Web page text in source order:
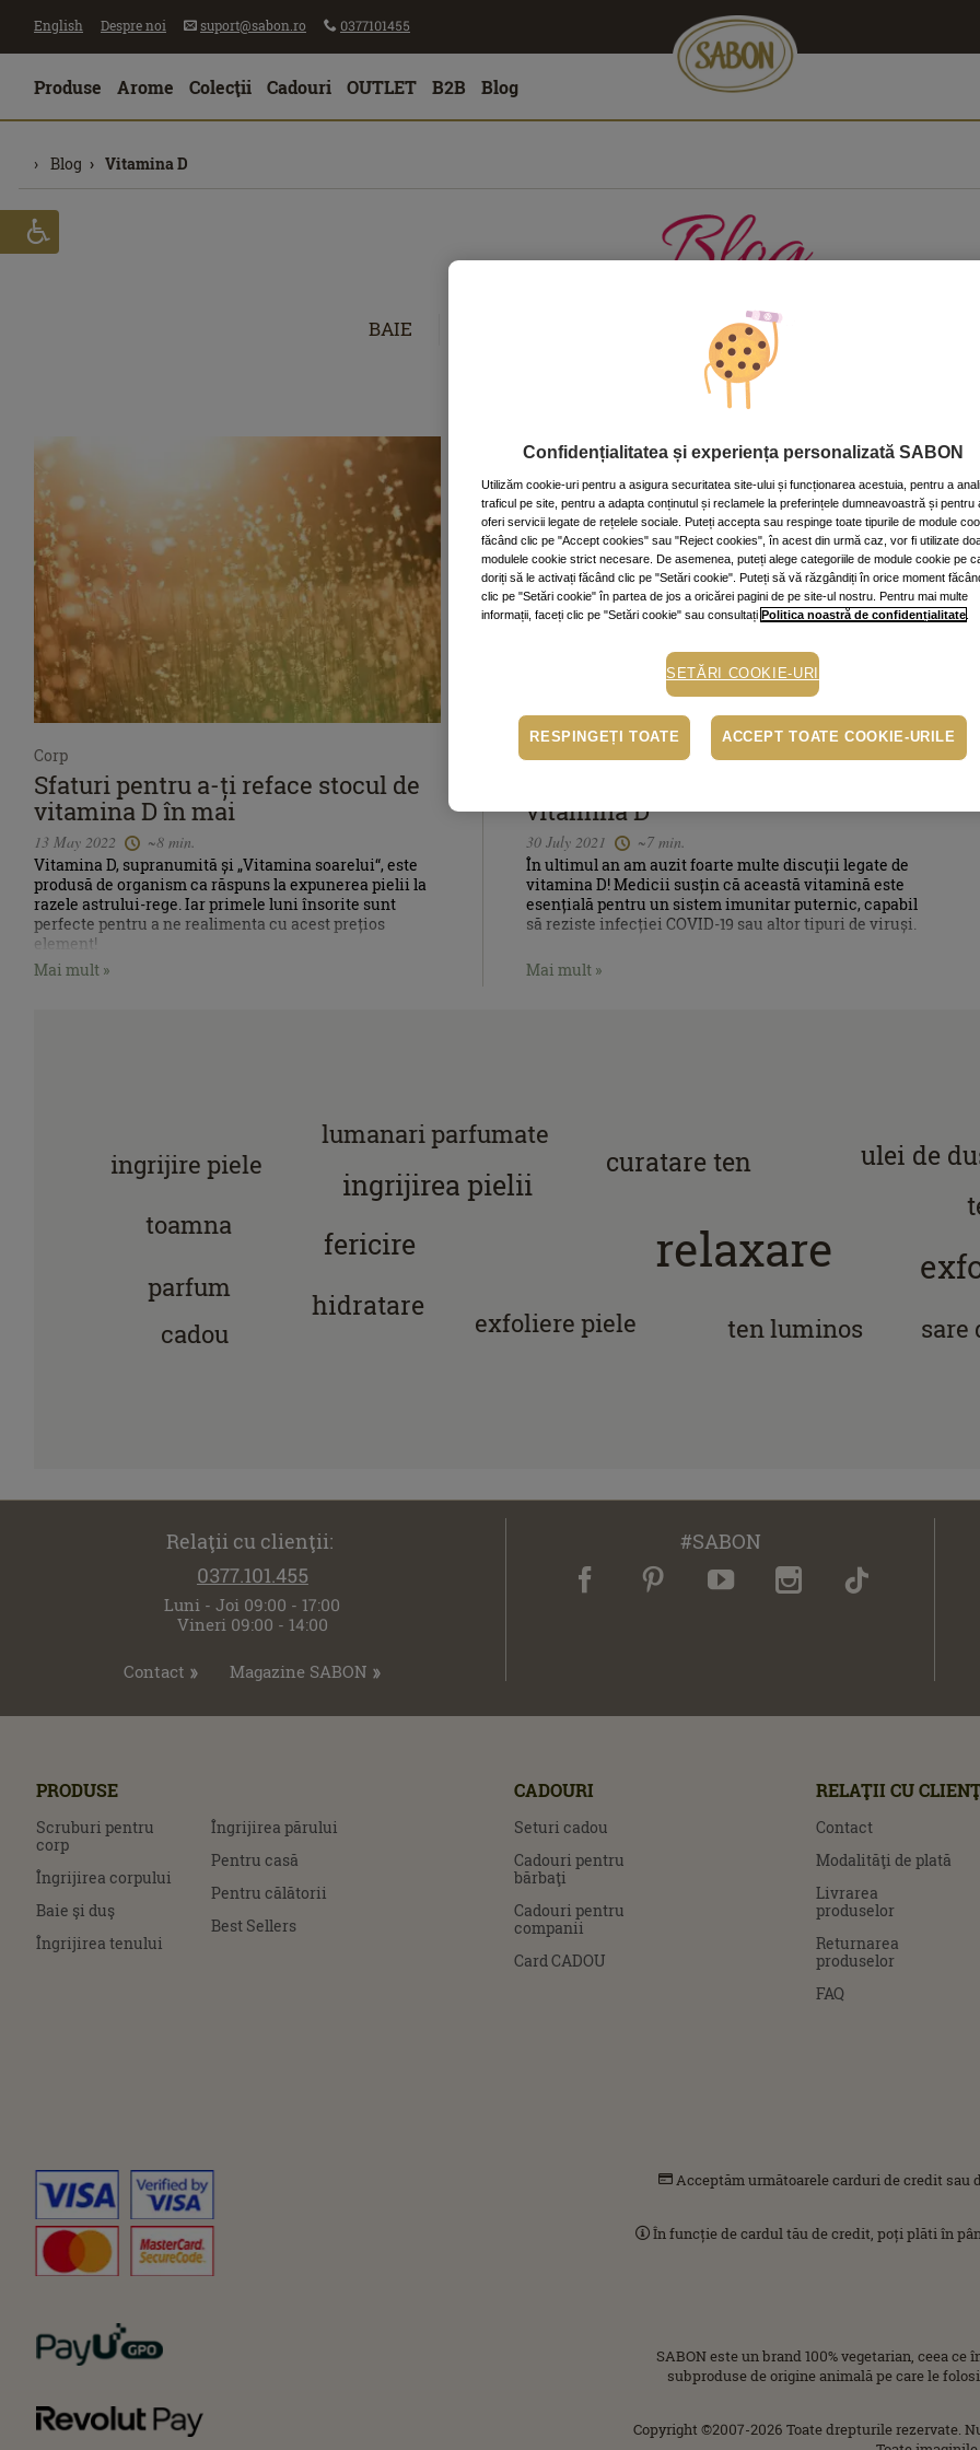
English Despre noi suport@sabon.ro 0377101455
Produse Arome Colecţii Cadouri OUTLET B2B Blog
Blog Vitamina D
BAIE CORP
Corp
Sfaturi pentru a-ți reface stocul de
vitamina D în mai
13 May 2022
~8 min.
Vitamina D, supranumită și „Vitamina soarelui“, este
produsă de organism ca răspuns la expunerea pielii la
razele astrului-rege. Iar primele luni însorite sunt
perfecte pentru a ne realimenta cu acest prețios
element!
Mai mult »
Corp
vitamina D
30 July 2021
~7 min.
În ultimul an am auzit foarte multe discuții legate de
vitamina D! Medicii susțin că această vitamină este
esențială pentru un sistem imunitar puternic, capabil
să reziste infecției COVID-19 sau altor tipuri de viruși.
Mai mult »
relaxare
ingrijirea pielii
fericire
hidratare
ulei de
curatare ten
ingrijire piele
toamna
parfum
exfoliere piele
ten luminos sare
cadou
lumanari parfumate
Relaţii cu clienţii:
0377.101.455
Luni - Joi 09:00 - 17:00
Vineri 09:00 - 14:00
Contact Magazine SABON
#SABON
PRODUSE
Scruburi pentru
corp
Îngrijirea corpului
Baie şi duş
Îngrijirea tenului
Îngrijirea părului
Pentru casă
Pentru călătorii
Best Sellers
CADOURI
Seturi cadou
Cadouri pentru
bărbaţi
Cadouri pentru
companii
Card CADOU
RELAŢII CU
Contact
Modalităţi de plată
Livrarea
produselor
Returnarea
produselor
FAQ
Acceptăm următoarele carduri de credit sau
În funcție de cardul tău de credit, poți plăti în
SABON este un brand 100% vegetarian, ceea
subproduse de origine animală pe care le
Copyright ©2007-2026 Toate drepturile rezervate.
Confidențialitatea și experiența personalizată SABON
Utilizăm cookie-uri pentru a asigura securitatea site-ului și funcționarea acestuia, pentru a
traficul pe site, pentru a adapta conținutul și reclamele la preferințele dumneavoastră și pentru
oferi servicii legate de rețelele sociale. Puteți accepta sau respinge toate tipurile de module
făcând clic pe "Accept cookies" sau "Reject cookies", în acest din urmă caz, vor fi utilizate
modulele cookie strict necesare. De asemenea, puteți alege categoriile de module cookie pe
doriți să le activați făcând clic pe "Setări cookie". Puteți să vă răzgândiți în orice moment
clic pe "Setări cookie" în partea de jos a oricărei pagini de pe site-ul nostru. Pentru mai multe
informații, faceți clic pe "Setări cookie" sau consultațiPolitica noastră de confidențialitate
SETĂRI COOKIE-URI
RESPINGEȚI TOATE ACCEPT TOATE COOKIE-URILE